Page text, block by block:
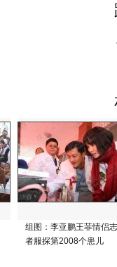
组图：李亚鹏王菲情侣
者服探第2008个患儿